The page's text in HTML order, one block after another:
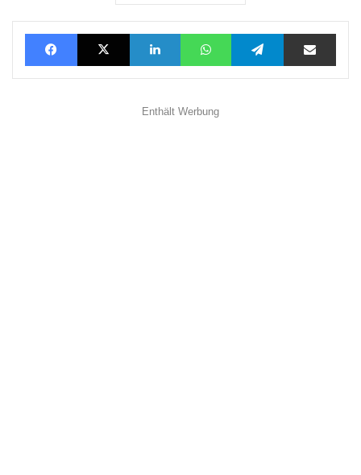
FacebookX LinkedInWhatsAppTelegramTeilen via E-Mail
Enthält Werbung